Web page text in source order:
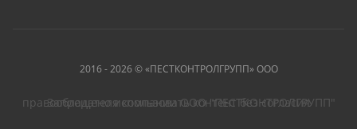
2016 - 2026 © «ПЕСТКОНТРОЛГРУПП» ООО
Запрещено использовать контент без согласия правообладателя компании ООО "ПЕСТКОНТРОЛГРУПП"